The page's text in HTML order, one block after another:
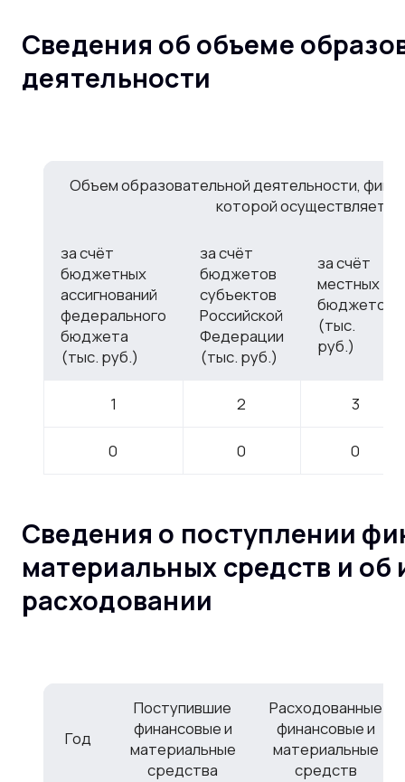
Сведения об объеме
деятельности
Объем образовательной деятельности,
которой осуществляется
за счёт
бюджетных
ассигнований
федерального
бюджета
(тыс. руб.)
за счёт
бюджетов
субъектов
Российской
Федерации
(тыс. руб.)
за счёт
местных
бюджетов
(тыс.
руб.)
1 2 3
0 0 0
Сведения о поступлении
материальных средств и об
расходовании
Год
Поступившие
финансовые и
материальные
средства
Расходованные
финансовые и
материальные
средств